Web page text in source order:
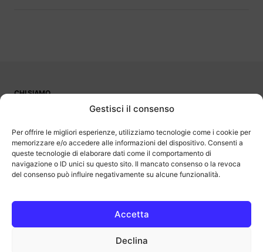
Gestisci il consenso
Per offrire le migliori esperienze, utilizziamo tecnologie come i cookie per
memorizzare e/o accedere alle informazioni del dispositivo. Consenti a
queste tecnologie di elaborare dati come il comportamento di
navigazione o ID unici su questo sito. Il mancato consenso o la revoca
del consenso può influire negativamente su alcune funzionalità.
Accetta
Declina
CHI SIAMO
OutOfBit
programma di affiliazione che consente ai siti di percepire una
commissione pubblicitaria pubblicizzando e fornendo link al sito
Amazon.it. Amazon e il logo Amazon sono marchi registrati di
Amazon.com, Inc. o delle sue affiliate.
COPYRIGHT © 2013-2025 OUTOFBIT P.IVA 04140830243, TUTTI I